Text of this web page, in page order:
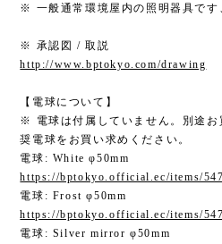
※ 一般通常環境屋内の照明器具です
※ 承認図 / 取説
http://www.bptokyo.com/drawing
【電球について】
※ 電球は付属していません。別途お
奨電球をお買い求めください。
電球: White φ50mm
https://bptokyo.official.ec/items/
電球: Frost φ50mm
https://bptokyo.official.ec/items/
電球: Silver mirror φ50mm